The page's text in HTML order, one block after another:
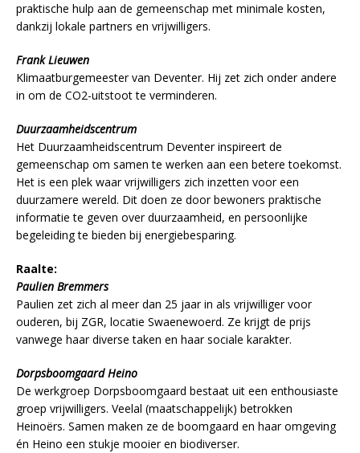
praktische hulp aan de gemeenschap met minimale kosten,
dankzij lokale partners en vrijwilligers.
Frank Lieuwen
Klimaatburgemeester van Deventer. Hij zet zich onder andere
in om de CO2-uitstoot te verminderen.
Duurzaamheidscentrum
Het Duurzaamheidscentrum Deventer inspireert de
gemeenschap om samen te werken aan een betere toekomst.
Het is een plek waar vrijwilligers zich inzetten voor een
duurzamere wereld. Dit doen ze door bewoners praktische
informatie te geven over duurzaamheid, en persoonlijke
begeleiding te bieden bij energiebesparing.
Raalte:
Paulien Bremmers
Paulien zet zich al meer dan 25 jaar in als vrijwilliger voor
ouderen, bij ZGR, locatie Swaenewoerd. Ze krijgt de prijs
vanwege haar diverse taken en haar sociale karakter.
Dorpsboomgaard Heino
De werkgroep Dorpsboomgaard bestaat uit een enthousiaste
groep vrijwilligers. Veelal (maatschappelijk) betrokken
Heinoërs. Samen maken ze de boomgaard en haar omgeving
én Heino een stukje mooier en biodiverser.